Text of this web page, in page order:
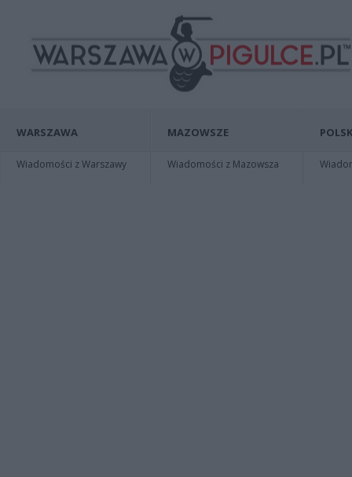
WARSZAWA
Wiadomości z Warszawy
MAZOWSZE
Wiadomości z Mazowsza